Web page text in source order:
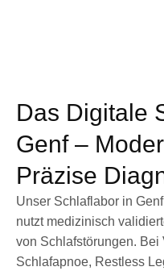
Das Digitale
Genf –
Präzise
Unser Schlaflabor in
nutzt medizinisch
von Schlafstörungen. Bei
Schlafapnoe, Restless